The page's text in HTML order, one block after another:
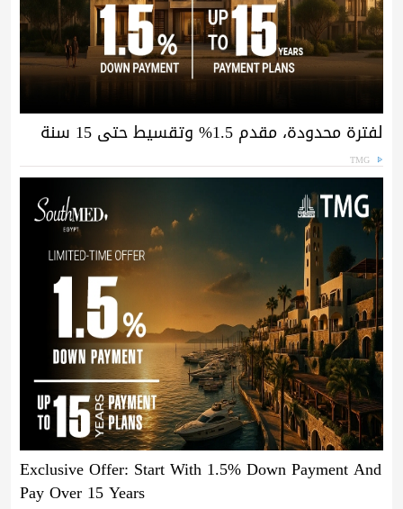
لفترة محدودة، مقدم 1.5% وتقسيط حتى 15 سنة
TMG
Exclusive Offer: Start With 1.5% Down Payment And
Pay Over 15 Years